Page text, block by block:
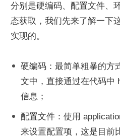
分别是硬编码、配置文件、
态获取，我们先来了解一下
实现的。
硬编码：最简单粗暴的方
文中，直接通过在代码中
信息；
配置文件：使用
来设置配置项，这是目前